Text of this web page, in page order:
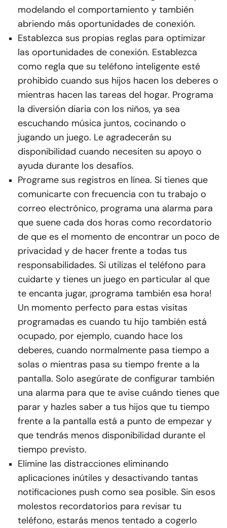
modelando el comportamiento y también
abriendo más oportunidades de conexión.
Establezca sus propias reglas para optimizar
las oportunidades de conexión. Establezca
como regla que su teléfono inteligente esté
prohibido cuando sus hijos hacen los deberes o
mientras hacen las tareas del hogar. Programa
la diversión diaria con los niños, ya sea
escuchando música juntos, cocinando o
jugando un juego. Le agradecerán su
disponibilidad cuando necesiten su apoyo o
ayuda durante los desafíos.
Programe sus registros en línea. Si tienes que
comunicarte con frecuencia con tu trabajo o
correo electrónico, programa una alarma para
que suene cada dos horas como recordatorio
de que es el momento de encontrar un poco de
privacidad y de hacer frente a todas tus
responsabilidades. Si utilizas el teléfono para
cuidarte y tienes un juego en particular al que
te encanta jugar, ¡programa también esa hora!
Un momento perfecto para estas visitas
programadas es cuando tu hijo también está
ocupado, por ejemplo, cuando hace los
deberes, cuando normalmente pasa tiempo a
solas o mientras pasa su tiempo frente a la
pantalla. Solo asegúrate de configurar también
una alarma para que te avise cuándo tienes que
parar y hazles saber a tus hijos que tu tiempo
frente a la pantalla está a punto de empezar y
que tendrás menos disponibilidad durante el
tiempo previsto.
Elimine las distracciones eliminando
aplicaciones inútiles y desactivando tantas
notificaciones push como sea posible. Sin esos
molestos recordatorios para revisar tu
teléfono, estarás menos tentado a cogerlo